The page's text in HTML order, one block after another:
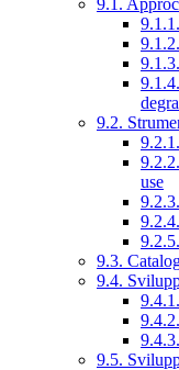
9.1.
9.2.
use
9.3.
9.4.
9.5.